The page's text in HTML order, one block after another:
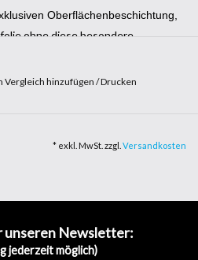
Oberflächenbeschichtung,
ohne diese besondere
erhöht und vor kleinen
Kleber "Repotack
Vergleich hinzufügen /Drucken
* exkl. MwSt. zzgl. Versandkosten
unseren Newsletter:
jederzeit möglich)